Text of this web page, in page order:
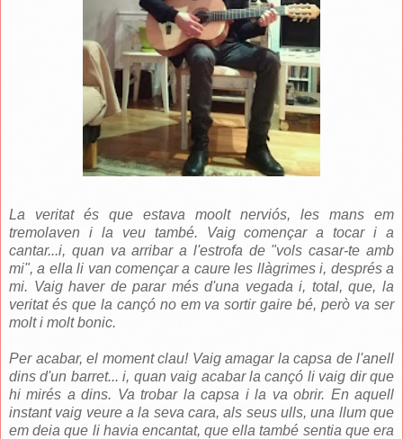
La veritat és que estava moolt nerviós, les mans em
tremolaven i la veu també. Vaig començar a tocar i a
cantar...i, quan va arribar a l'estrofa de "vols casar-te amb
mi", a ella li van començar a caure les llàgrimes i, després a
mi. Vaig haver de parar més d'una vegada i, total, que, la
veritat és que la cançó no em va sortir gaire bé, però va ser
molt i molt bonic.
Per acabar, el moment clau! Vaig amagar la capsa de l'anell
dins d'un barret... i, quan vaig acabar la cançó li vaig dir que
hi mirés a dins. Va trobar la capsa i la va obrir. En aquell
instant vaig veure a la seva cara, als seus ulls, una llum que
em deia que li havia encantat, que ella també sentia que era